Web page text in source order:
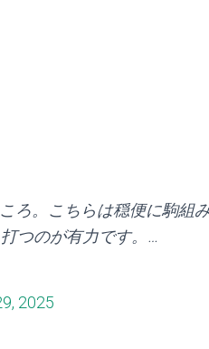
ろ。こちらは穏便に駒組
つのが有力です。…
2025